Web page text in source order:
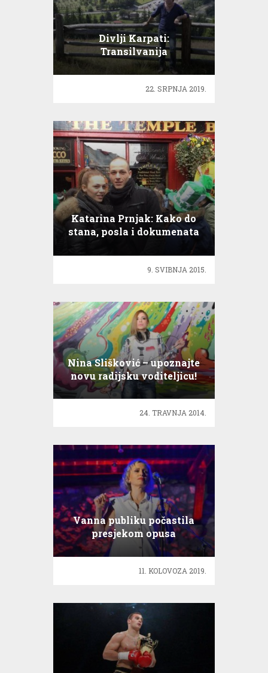
Divlji Karpati:
Transilvanija
22. SRPNJA 2019.
Katarina Prnjak: Kako do
stana, posla i dokumenata
9. SVIBNJA 2015.
Nina Slišković – upoznajte
novu radijsku voditeljicu!
24. TRAVNJA 2014.
Vanna publiku počastila
presjekom opusa
dugogodišnje glazbene
karijere
11. KOLOVOZA 2019.